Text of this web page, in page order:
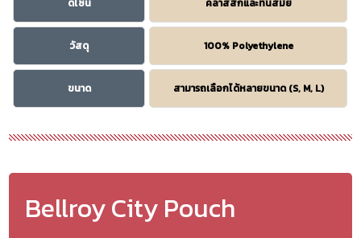
ดีไซน์ คลาสสิกและทันสมัย
วัสดุ 100% Polyethylene
ขนาด สามารถเลือกได้หลายขนาด (S, M, L)
Bellroy City Pouch